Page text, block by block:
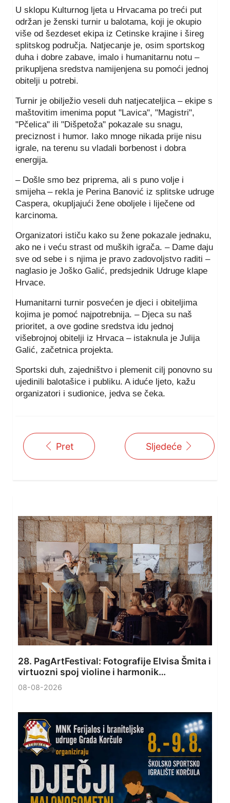
U sklopu Kulturnog ljeta u Hrvacama po treći put
održan je ženski turnir u balotama, koji je okupio
više od šezdeset ekipa iz Cetinske krajine i šireg
splitskog područja. Natjecanje je, osim sportskog
duha i dobre zabave, imalo i humanitarnu notu –
prikupljena sredstva namijenjena su pomoći jednoj
obitelji u potrebi.
Turnir je obilježio veseli duh natjecateljica – ekipe s
maštovitim imenima poput "Lavica", "Magistri",
"Pčelica" ili "Dišpetoža" pokazale su snagu,
preciznost i humor. Iako mnoge nikada prije nisu
igrale, na terenu su vladali borbenost i dobra
energija.
– Došle smo bez priprema, ali s puno volje i
smijeha – rekla je Perina Banović iz splitske udruge
Caspera, okupljajući žene oboljele i liječene od
karcinoma.
Organizatori ističu kako su žene pokazale jednaku,
ako ne i veću strast od muških igrača. – Dame daju
sve od sebe i s njima je pravo zadovoljstvo raditi –
naglasio je Joško Galić, predsjednik Udruge klape
Hrvace.
Humanitarni turnir posvećen je djeci i obiteljima
kojima je pomoć najpotrebnija. – Djeca su naš
prioritet, a ove godine sredstva idu jednoj
višebrojnoj obitelji iz Hrvaca – istaknula je Julija
Galić, začetnica projekta.
Sportski duh, zajedništvo i plemenit cilj ponovno su
ujedinili balotašice i publiku. A iduće ljeto, kažu
organizatori i sudionice, jedva se čeka.
Pret Sljedeće
28. PagArtFestival: Fotografije Elvisa Šmita i
virtuozni spoj violine i harmonik…
08-08-2026